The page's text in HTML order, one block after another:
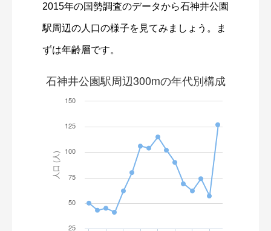
2015年の国勢調査のデータから石神井公園
駅周辺の人口の様子を見てみましょう。ま
ずは年齢層です。